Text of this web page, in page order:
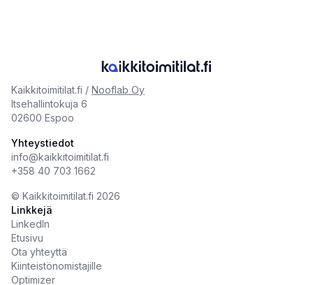
Kaikkitoimitilat.fi / Nooflab Oy
Itsehallintokuja 6
02600 Espoo
Yhteystiedot
info@kaikkitoimitilat.fi
+358 40 703 1662
©️ Kaikkitoimitilat.fi 2026
Linkkejä
LinkedIn
Etusivu
Ota yhteyttä
Kiinteistönomistajille
Optimizer